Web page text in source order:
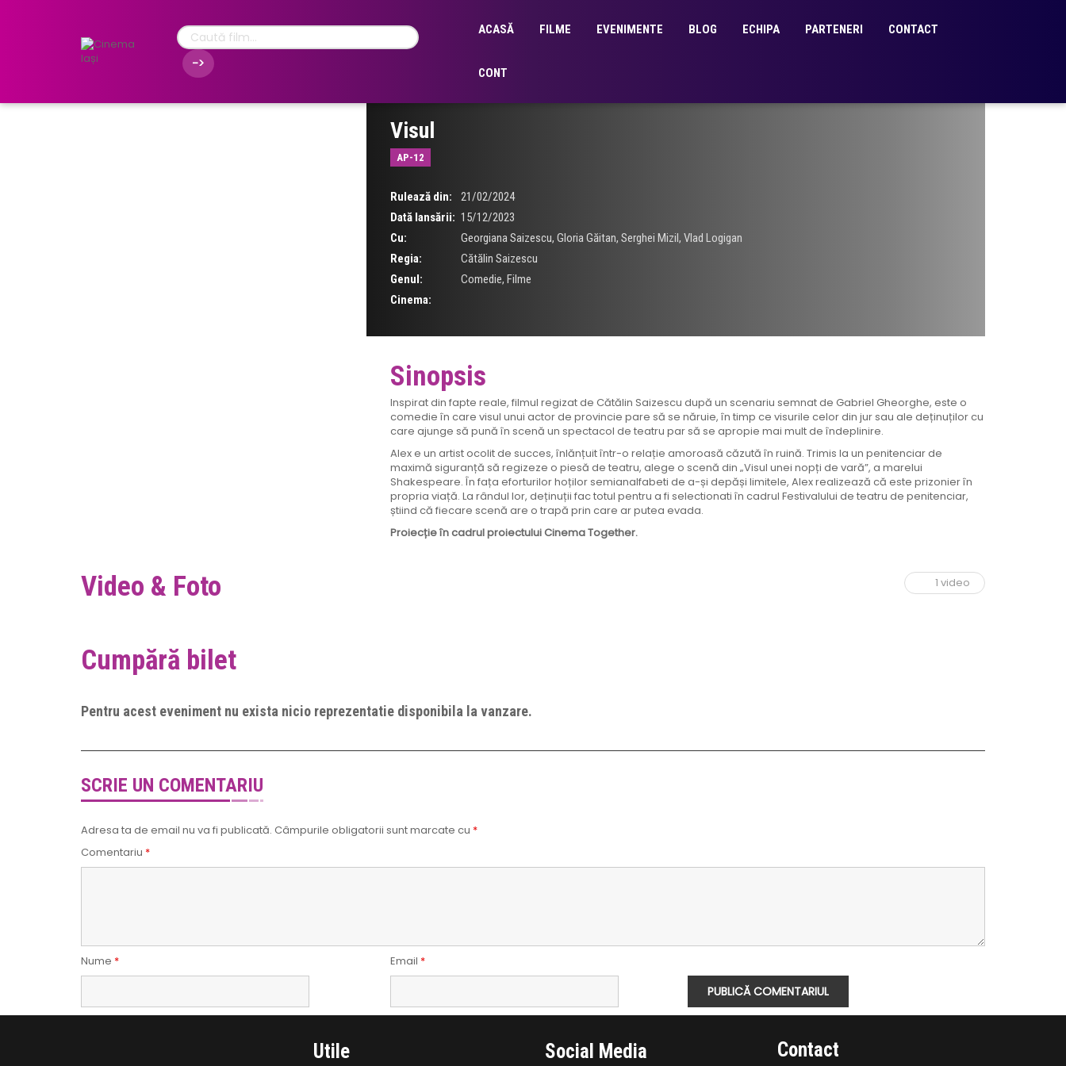
ACASĂ FILME EVENIMENTE BLOG ECHIPA PARTENERI CONTACT
CONT
Visul
AP-12
Rulează din:
21/02/2024
Dată lansării: 15/12/2023
Cu:
Georgiana Saizescu, Gloria Găitan, Serghei Mizil, Vlad Logigan
Regia:
Cătălin Saizescu
Genul:
Comedie, Filme
Cinema:
Sinopsis
Inspirat din fapte reale, filmul regizat de Cătălin Saizescu după un scenariu semnat de Gabriel Gheorghe, este o
comedie în care visul unui actor de provincie pare să se năruie, în timp ce visurile celor din jur sau ale deținuților cu
care ajunge să pună în scenă un spectacol de teatru par să se apropie mai mult de îndeplinire.
Alex e un artist ocolit de succes, înlănțuit într-o relație amoroasă căzută în ruină. Trimis la un penitenciar de
maximă siguranță să regizeze o piesă de teatru, alege o scenă din „Visul unei nopți de vară”, a marelui
Shakespeare. În fața eforturilor hoților semianalfabeti de a-și depăși limitele, Alex realizează că este prizonier în
propria viață. La rândul lor, deținuții fac totul pentru a fi selectionati în cadrul Festivalului de teatru de penitenciar,
știind că fiecare scenă are o trapă prin care ar putea evada.
Proiecție în cadrul proiectului Cinema Together.
Video & Foto 1 video
Cumpără bilet
Pentru acest eveniment nu exista nicio reprezentatie disponibila la vanzare.
SCRIE UN COMENTARIU
Adresa ta de email nu va fi publicată. Câmpurile obligatorii sunt marcate cu *
Comentariu *
Nume * Email *
Utile Social Media Contact